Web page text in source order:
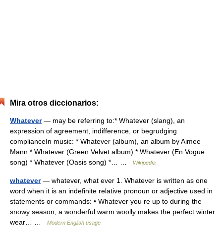
Mira otros diccionarios:
Whatever— may be referring to:* Whatever (slang), an
expression of agreement, indifference, or begrudging
complianceIn music: * Whatever (album), an album by Aimee
Mann * Whatever (Green Velvet album) * Whatever (En Vogue
song) * Whatever (Oasis song) *… …
Wikipedia
whatever— whatever, what ever 1. Whatever is written as one
word when it is an indefinite relative pronoun or adjective used in
statements or commands: • Whatever you re up to during the
snowy season, a wonderful warm woolly makes the perfect winter
wear… …
Modern English usage